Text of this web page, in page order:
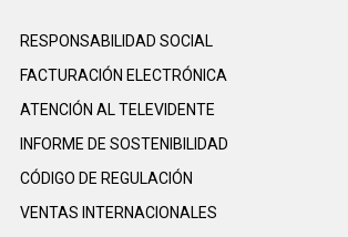
RESPONSABILIDAD SOCIAL
FACTURACIÓN ELECTRÓNICA
ATENCIÓN AL TELEVIDENTE
INFORME DE SOSTENIBILIDAD
CÓDIGO DE REGULACIÓN
VENTAS INTERNACIONALES